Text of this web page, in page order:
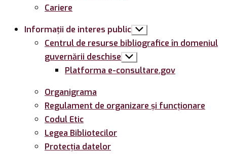
Cariere
Informații de interes public Arată
submeniul
Centrul de resurse bibliografice în domeniul
guvernării deschise Arată
submeniul
Platforma e-consultare.gov
Organigrama
Regulament de organizare și funcționare
Codul Etic
Legea Bibliotecilor
Protecția datelor